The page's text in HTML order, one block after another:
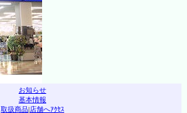
お知らせ
基本情報
取扱商品|店舗へｱｸｾｽ